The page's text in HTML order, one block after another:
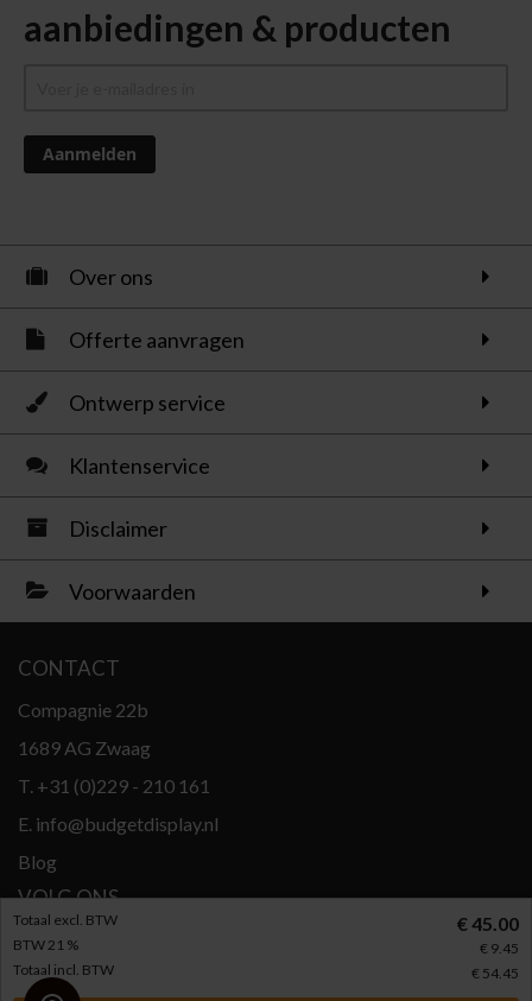
aanbiedingen & producten
Aanmelden
CONTACT
Compagnie 22b
1689 AG Zwaag
T. +31 (0)229 - 210 161
E. info@budgetdisplay.nl
Blog
VOLG ONS
Over ons
Offerte aanvragen
Ontwerp service
Klantenservice
Disclaimer
Voorwaarden
Totaal excl. BTW € 45.00
BTW 21 %
€ 9.45
Totaal incl. BTW
€ 54.45